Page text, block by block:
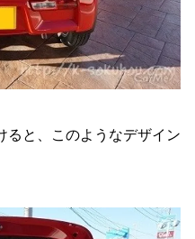
ると、このようなデザイン